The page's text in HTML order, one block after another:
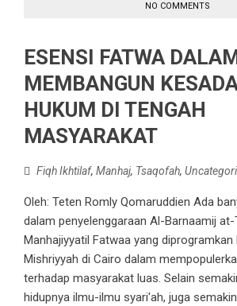
NO COMMENTS
ESENSI FATWA
MEMBANGUN
HUKUM DI TENGAH
MASYARAKAT
Fiqh Ikhtilaf, Manhaj, Tsaqofah,
Oleh: Teten Romly Qomaruddien Ada
dalam penyelenggaraan Al-Barnaamij at-
Manhajiyyatil Fatwaa yang
Mishriyyah di Cairo dalam
terhadap masyarakat luas. Selain
hidupnya ilmu-ilmu syari'ah, juga